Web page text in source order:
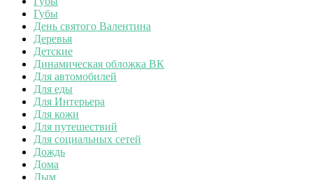
Губы
День святого Валентина
Деревья
Детские
Динамическая обложка ВК
Для автомобилей
Для еды
Для Интерьера
Для кожи
Для путешествий
Для социальных сетей
Дождь
Дома
Дым